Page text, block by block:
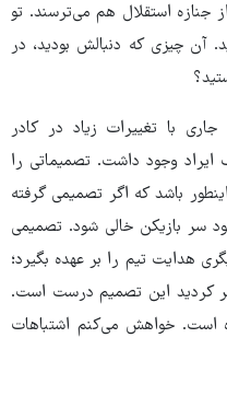
جنازه استقلال هم می‌ترسند. تو
آن چیزی که دنبالش بودید، در
با تغییرات زیاد در کادر
وجود داشت. تصمیماتی را
باشد که اگر تصمیمی گرفته
سر بازیکن خالی شود. تصمیمی
هدایت تیم را بر عهده بگیرد؛
کردید این تصمیم درست است.
است. خواهش می‌کنم اشتباهات